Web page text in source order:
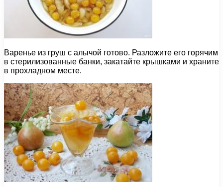
Варенье из груш с алычой готово. Разложите его горячим
в стерилизованные банки, закатайте крышками и храните
в прохладном месте.